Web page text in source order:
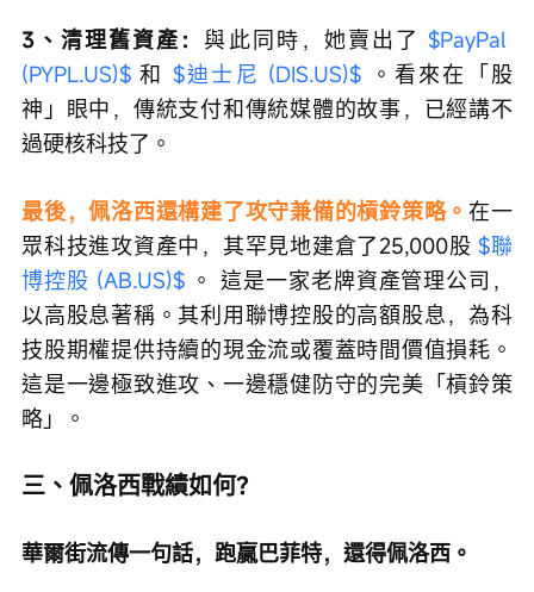
3、清理舊資產：與此同時，她賣出了 $PayPal
(PYPL.US)$ 和 $迪士尼 (DIS.US)$ 。看來在「股
神」眼中，傳統支付和傳統媒體的故事，已經講不
過硬核科技了。
最後，佩洛西還構建了攻守兼備的槓鈴策略。在一
眾科技進攻資產中，其罕見地建倉了25,000股 $聯
博控股 (AB.US)$ 。 這是一家老牌資產管理公司，
以高股息著稱。其利用聯博控股的高額股息，為科
技股期權提供持續的現金流或覆蓋時間價值損耗。
這是一邊極致進攻、一邊穩健防守的完美「槓鈴策
略」。
三、佩洛西戰績如何？
華爾街流傳一句話，跑贏巴菲特，還得佩洛西。